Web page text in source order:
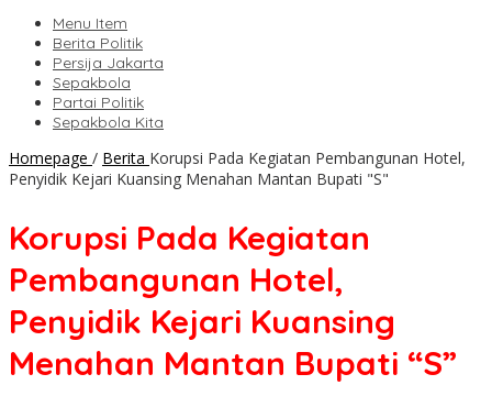
Menu Item
Berita Politik
Persija Jakarta
Sepakbola
Partai Politik
Sepakbola Kita
Homepage / Berita Korupsi Pada Kegiatan Pembangunan Hotel,
Penyidik Kejari Kuansing Menahan Mantan Bupati "S"
Korupsi Pada Kegiatan
Pembangunan Hotel,
Penyidik Kejari Kuansing
Menahan Mantan Bupati “S”